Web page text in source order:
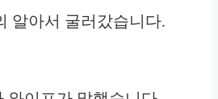
알아서 굴러갔습니다.